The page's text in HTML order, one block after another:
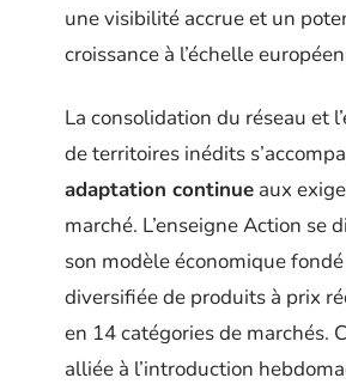
une visibilité accrue et un
croissance à l’échelle
La consolidation du réseau et
de territoires inédits
adaptation continue aux
marché. L’enseigne Action se
son modèle économique
diversifiée de produits à prix
en 14 catégories de marchés.
alliée à l’introduction